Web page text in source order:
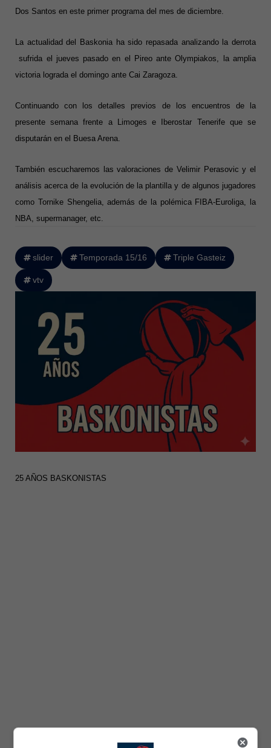
Dos Santos en este primer programa del mes de diciembre.
La actualidad del Baskonia ha sido repasada analizando la derrota
sufrida el jueves pasado en el Pireo ante Olympiakos, la amplia
victoria lograda el domingo ante Cai Zaragoza.
Continuando con los detalles previos de los encuentros de la
presente semana frente a Limoges e Iberostar Tenerife que se
disputarán en el Buesa Arena.
También escucharemos las valoraciones de Velimir Perasovic y el
análisis acerca de la evolución de la plantilla y de algunos jugadores
como Tornike Shengelia, además de la polémica FIBA-Euroliga, la
NBA, supermanager, etc.
slider Temporada 15/16 Triple Gasteiz
vtv
25 AÑOS BASKONISTAS